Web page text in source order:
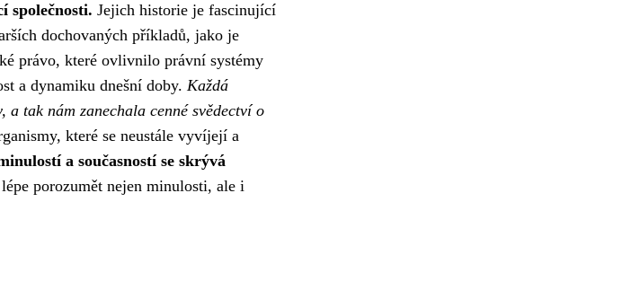
společnosti. Jejich historie je fascinující
dochovaných příkladů, jako je
právo, které ovlivnilo právní systémy
a dynamiku dnešní doby. Každá
tak nám zanechala cenné svědectví o
které se neustále vyvíjejí a
a současností se skrývá
porozumět nejen minulosti, ale i